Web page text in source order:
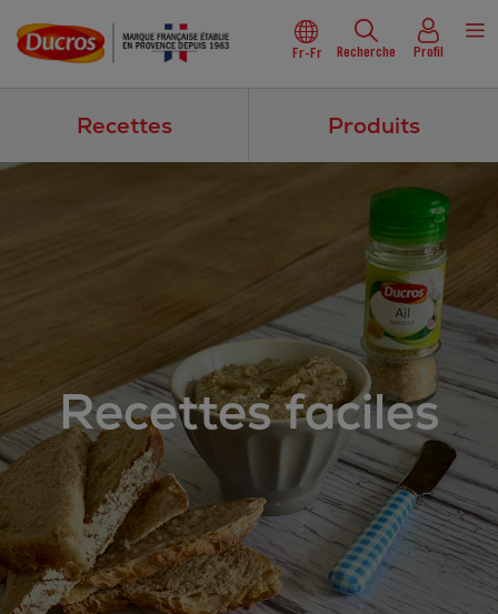
Fr-Fr Recherche Profil
Recettes Produits
Recettes faciles